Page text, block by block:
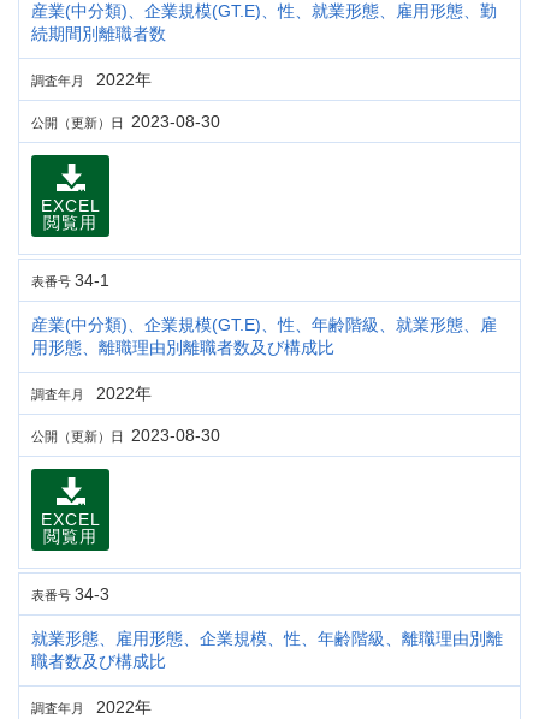
産業(中分類)、企業規模(GT.E)、性、就業形態、雇用形態、勤
続期間別離職者数
調査年月 2022年
公開（更新）日 2023-08-30
EXCEL
閲覧用
表番号 34-1
産業(中分類)、企業規模(GT.E)、性、年齢階級、就業形態、雇
用形態、離職理由別離職者数及び構成比
調査年月 2022年
公開（更新）日 2023-08-30
EXCEL
閲覧用
表番号 34-3
就業形態、雇用形態、企業規模、性、年齢階級、離職理由別離
職者数及び構成比
調査年月 2022年